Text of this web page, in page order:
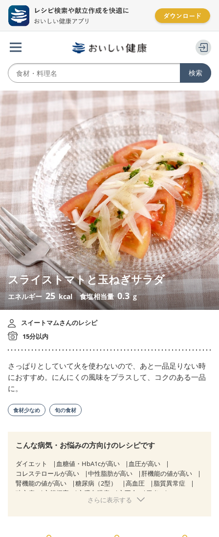
スライストマトと玉ねぎサラダ
エネルギー 25 kcal 食塩相当量0.3 g
スイートマムさんのレシピ
15分以内
さっぱりとしていて火を使わないので、あと一品足りない時
におすすめ。にんにくの風味をプラスして、コクのある一品
に。
食材少なめ 旬の食材
こんな病気・お悩みの方向けのレシピです
ダイエット 血糖値・HbA1cが高い
血圧が高い
コレステロールが高い
中性脂肪が高い
肝機能の値が高い
腎機能の値が高い
糖尿病（2型） 高血圧
脂質異常症
狭心症
心筋梗塞 心臓弁膜症 心不全
胃炎
逆流性食道炎
胆石症
さらに表示する